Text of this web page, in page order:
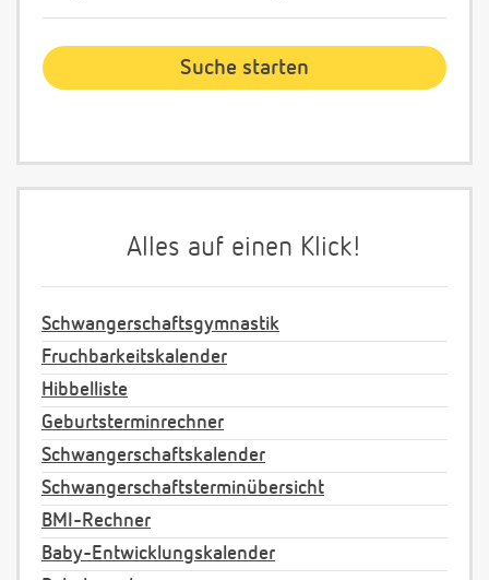
Alles auf einen Klick!
Schwangerschaftsgymnastik
Fruchbarkeitskalender
Hibbelliste
Geburtsterminrechner
Schwangerschaftskalender
Schwangerschaftsterminübersicht
BMI-Rechner
Baby-Entwicklungskalender